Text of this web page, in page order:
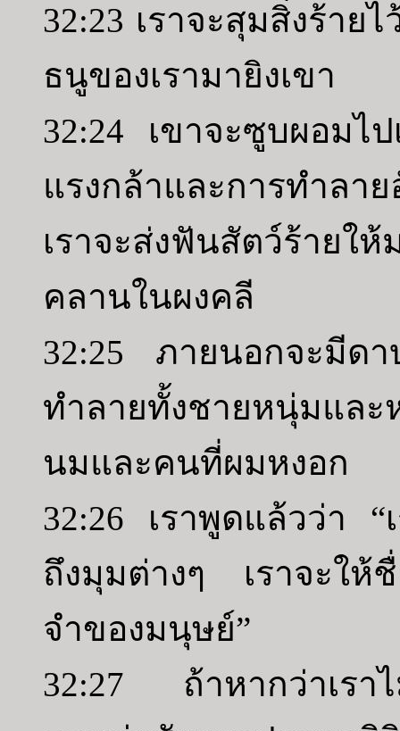
32:23 เราจะสุมสิ่งร้าย
ธนูของเรามายิงเขา
32:24 เขาจะซูบผอมไ
แรงกล้าและการทำลา
เราจะส่งฟันสัตว์ร้ายใ
คลานในผงคลี
32:25 ภายนอกจะมีดา
ทำลายทั้งชายหนุ่มแล
นมและคนที่ผมหงอก
32:26 เราพูดแล้วว่า “
ถึงมุมต่างๆ เราจะให้
จำของมนุษย์”
32:27 ถ้าหากว่าเราไ